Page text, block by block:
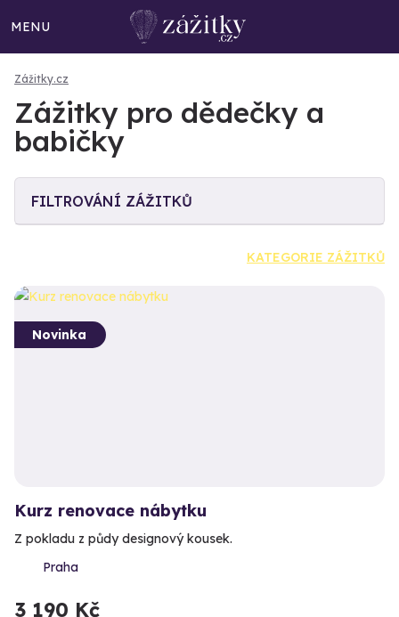
MENU
Zážitky.cz
Zážitky pro dědečky a
babičky
FILTROVÁNÍ ZÁŽITKŮ
KATEGORIE ZÁŽITKŮ
Novinka
Kurz renovace nábytku
Z pokladu z půdy designový kousek.
Praha
3 190 Kč